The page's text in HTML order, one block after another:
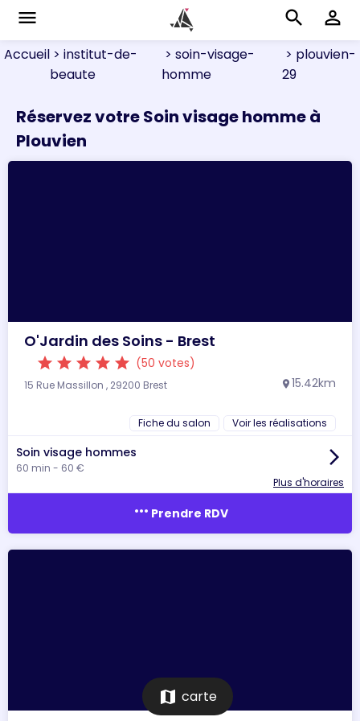
menu search perm_identity
Accueil > institut-de-
beaute
> soin-visage-
homme
> plouvien-
29
Réservez votre Soin visage homme à
Plouvien
O'Jardin des Soins - Brest
star star star star star (50 votes)
15 Rue Massillon , 29200 Brest location_on 15.42km
Fiche du salon Voir les réalisations
Soin visage hommes
60 min - 60 €
arrow_forward_ios
Plus d'horaires
more_horiz Prendre RDV
map carte